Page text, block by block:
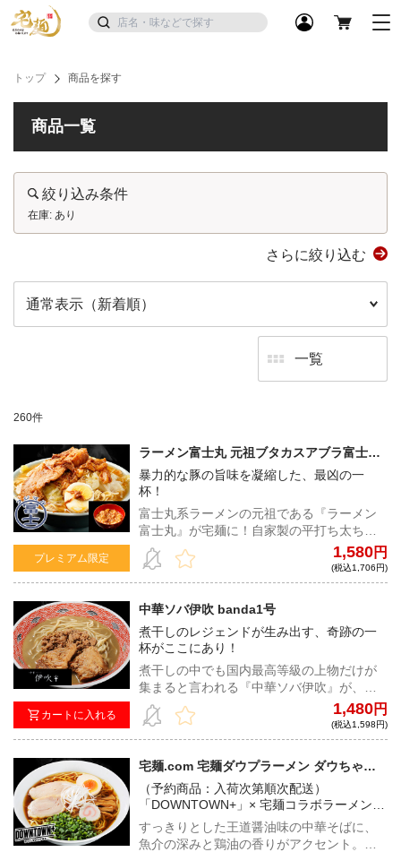
トップ 商品を探す
商品一覧
絞り込み条件
在庫: あり
さらに絞り込む
260件
プレミアム限定
ラーメン富士丸 元祖ブタカスアブラ富士丸
（カラメ付き）【富士丸倶楽部限定】
暴力的な豚の旨味を凝縮した、最凶の一
杯！
富士丸系ラーメンの元祖である『ラーメン
富士丸』が宅麺に！自家製の平打ち太ちぢ
れ麺は、1日寝かせたゴワゴワ系の麺と当日
作った小麦の香りの強い麺をブレンド。野
菜の甘みや豚の旨味が驚くほど凝縮された
る！
1,580円
(税込1,706円)
カートに入れる
中華ソバ伊吹 banda1号
煮干しのレジェンドが生み出す、奇跡の一
杯がここにあり！
煮干しの中でも国内最高等級の上物だけが
集まると言われる『中華ソバ伊吹』が、ト
レードマークの煮干しを生かしつつ、三村
店主自ら敬愛する、高知県のマルサ醤油の
一番搾りと茂平味噌を使用した肉味噌、ニ
中毒性のある味わいに昇華させた、宅麺で
しか食べることの出来ない一杯！
1,480円
(税込1,598円)
宅麺.com 宅麺ダウプラーメン ダウちゃん
（醤油）（予約商品：入荷次第順次配送）
（予約商品：入荷次第順次配送）
「DOWNTOWN+」× 宅麺コラボラーメン！
松本人志氏とダイアン・津田篤宏氏が作り
上げた究極の味をご賞味あれ！
すっきりとした王道醤油味の中華そばに、
魚介の深みと鶏油の香りがアクセント。ち